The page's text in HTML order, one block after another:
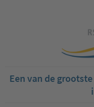
Een van de